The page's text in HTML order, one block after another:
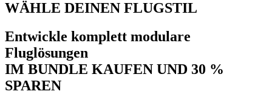
WÄHLE DEINEN FLUGSTIL
Entwickle komplett modulare
Fluglösungen
IM BUNDLE KAUFEN UND 30 %
SPAREN